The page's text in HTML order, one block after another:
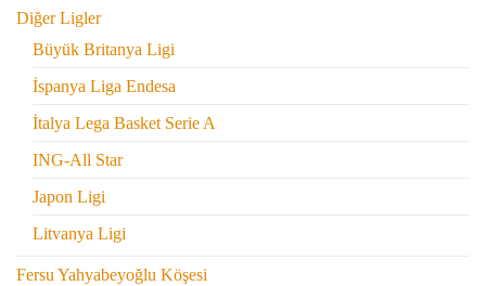
Diğer Ligler
Büyük Britanya Ligi
İspanya Liga Endesa
İtalya Lega Basket Serie A
ING-All Star
Japon Ligi
Litvanya Ligi
Fersu Yahyabeyoğlu Köşesi